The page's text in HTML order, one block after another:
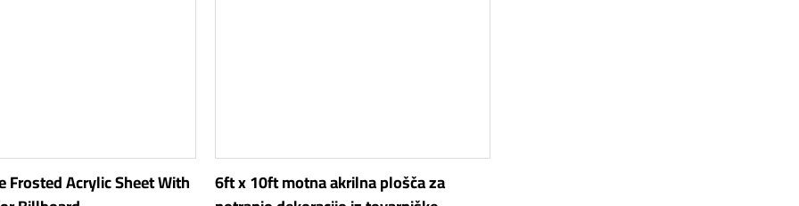
Frosted Acrylic Sheet With
6ft x 10ft motna akrilna plošča za